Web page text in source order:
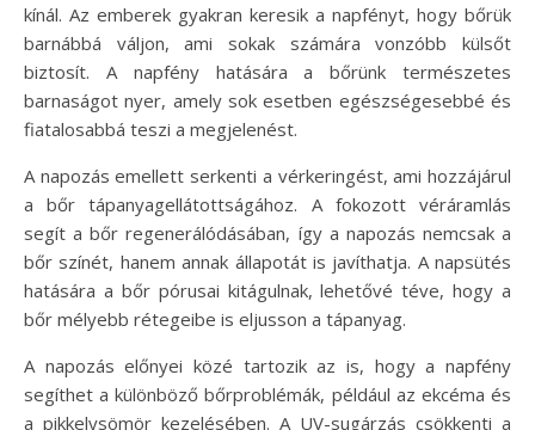
kínál. Az emberek gyakran keresik a napfényt, hogy bőrük
barnábbá váljon, ami sokak számára vonzóbb külsőt
biztosít. A napfény hatására a bőrünk természetes
barnaságot nyer, amely sok esetben egészségesebbé és
fiatalosabbá teszi a megjelenést.
A napozás emellett serkenti a vérkeringést, ami hozzájárul
a bőr tápanyagellátottságához. A fokozott véráramlás
segít a bőr regenerálódásában, így a napozás nemcsak a
bőr színét, hanem annak állapotát is javíthatja. A napsütés
hatására a bőr pórusai kitágulnak, lehetővé téve, hogy a
bőr mélyebb rétegeibe is eljusson a tápanyag.
A napozás előnyei közé tartozik az is, hogy a napfény
segíthet a különböző bőrproblémák, például az ekcéma és
a pikkelysömör kezelésében. A UV-sugárzás csökkenti a